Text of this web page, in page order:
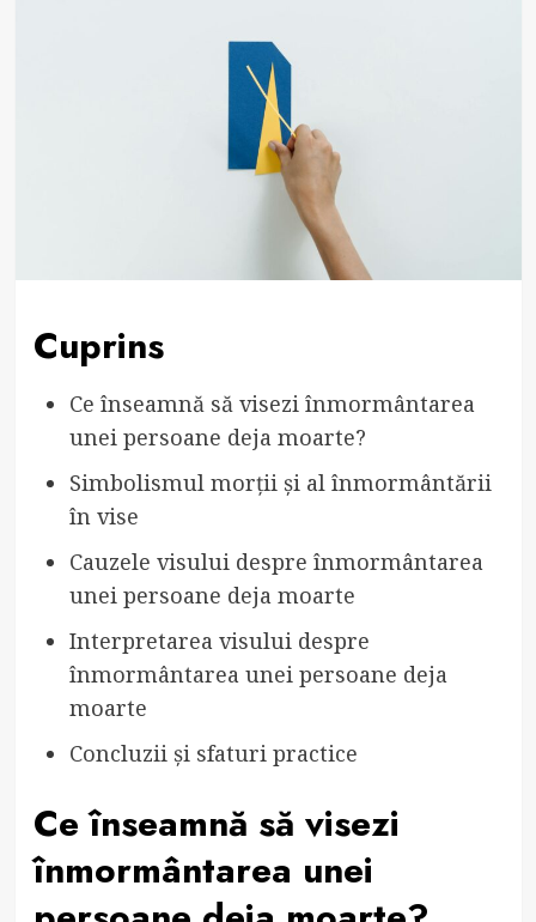
Cuprins
Ce înseamnă să visezi înmormântarea
unei persoane deja moarte?
Simbolismul morții și al înmormântării
în vise
Cauzele visului despre înmormântarea
unei persoane deja moarte
Interpretarea visului despre
înmormântarea unei persoane deja
moarte
Concluzii și sfaturi practice
Ce înseamnă să visezi
înmormântarea unei